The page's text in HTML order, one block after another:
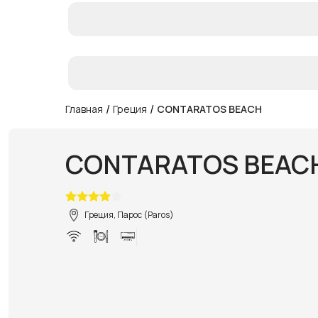
Главная / Греция / CONTARATOS BEACH
CONTARATOS
Греция, Парос (Paros)